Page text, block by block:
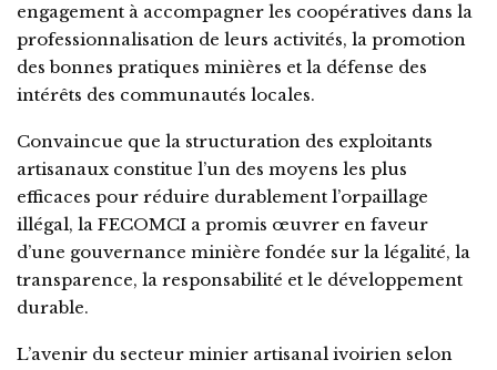
engagement à accompagner les coopératives dans la
professionnalisation de leurs activités, la promotion
des bonnes pratiques minières et la défense des
intérêts des communautés locales.
Convaincue que la structuration des exploitants
artisanaux constitue l’un des moyens les plus
efficaces pour réduire durablement l’orpaillage
illégal, la FECOMCI a promis œuvrer en faveur
d’une gouvernance minière fondée sur la légalité, la
transparence, la responsabilité et le développement
durable.
L’avenir du secteur minier artisanal ivoirien selon